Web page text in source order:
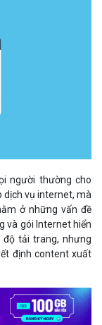
người thường cho
dịch vụ internet, mà
ở những vấn đề
và gói Internet hiển
tải trang, nhưng
định content xuất